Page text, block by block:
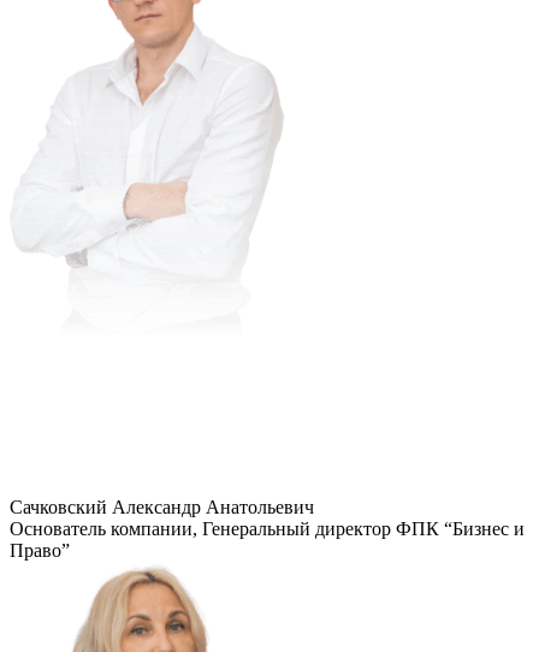
Сачковский Александр Анатольевич
Основатель компании, Генеральный директор ФПК “Бизнес и
Право”